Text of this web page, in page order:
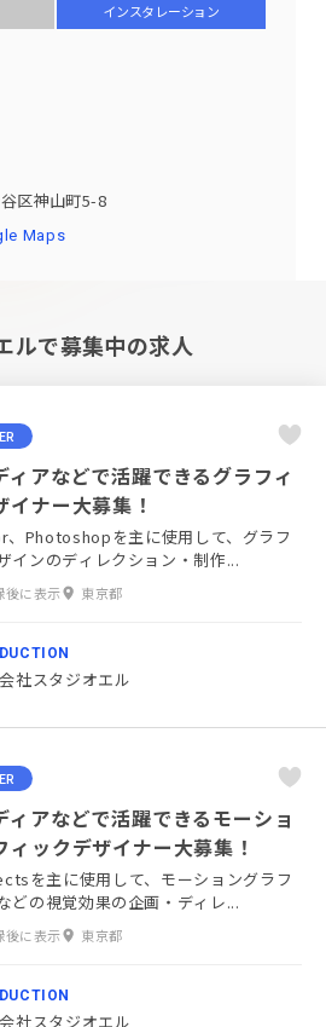
インスタレーション
区神山町5-8
Maps
ルで募集中の求人
ィアなどで活躍できるグラフィ
イナー大募集！
Photoshopを主に使用して、グラフ
インのディレクション・制作...
後に表示 東京都
社スタジオエル
ィアなどで活躍できるモーショ
ィックデザイナー大募集！
を主に使用して、モーショングラフ
どの視覚効果の企画・ディレ...
後に表示 東京都
社スタジオエル